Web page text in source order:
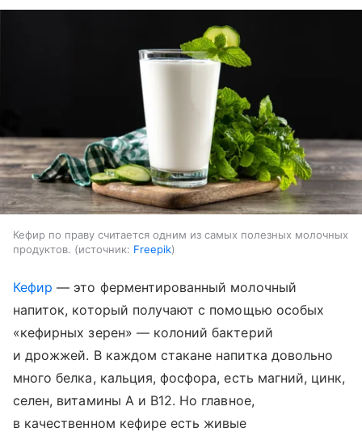
Кефир по праву считается одним из самых полезных молочных
продуктов.
источник: Freepik
Кефир — это ферментированный молочный
напиток, который получают с помощью особых
«кефирных зерен» — колоний бактерий
и дрожжей. В каждом стакане напитка довольно
много белка, кальция, фосфора, есть магний, цинк,
селен, витамины A и B12. Но главное,
в качественном кефире есть живые